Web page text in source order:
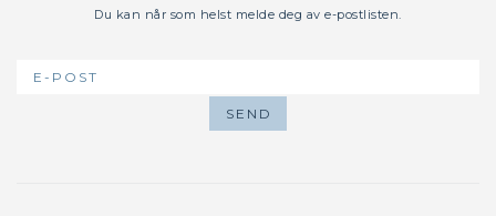
Du kan når som helst melde deg av e-postlisten.